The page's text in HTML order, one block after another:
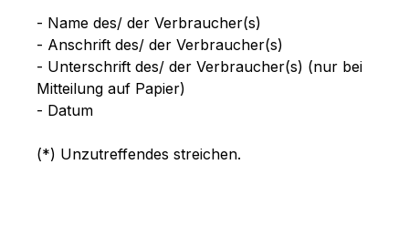
- Name des/ der Verbraucher(s)
- Anschrift des/ der Verbraucher(s)
- Unterschrift des/ der Verbraucher(s) (nur bei
Mitteilung auf Papier)
- Datum
(*) Unzutreffendes streichen.